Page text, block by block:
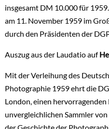
insgesamt DM 10.000 für
am 11. November 1959 im
durch den Präsidenten der
Auszug aus der Laudatio auf
Mit der Verleihung des
Photographie 1959 ehrt die
London, einen
unvergleichlichen Sammler